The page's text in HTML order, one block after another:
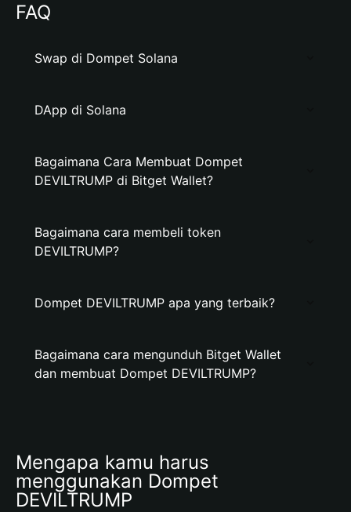
FAQ
Swap di Dompet Solana
DApp di Solana
Bagaimana Cara Membuat Dompet
DEVILTRUMP di Bitget Wallet?
Bagaimana cara membeli token
DEVILTRUMP?
Dompet DEVILTRUMP apa yang terbaik?
Bagaimana cara mengunduh Bitget Wallet
dan membuat Dompet DEVILTRUMP?
Mengapa kamu harus
menggunakan Dompet
DEVILTRUMP